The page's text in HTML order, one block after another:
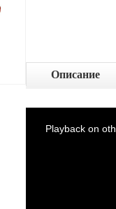
Описание
Playback on